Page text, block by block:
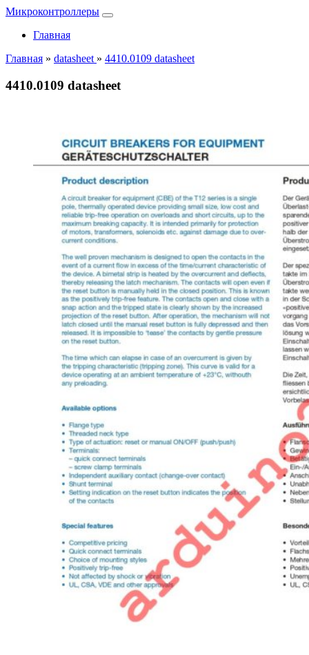
Микроконтроллеры
Главная
Главная » datasheet » 4410.0109 datasheet
4410.0109 datasheet